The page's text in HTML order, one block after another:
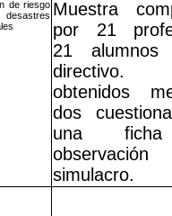
de riesgo Muestra
por 21
21
directivo.
obtenidos
dos
una
simulacro.